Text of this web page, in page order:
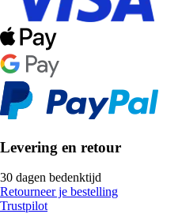
Levering en retour
30 dagen bedenktijd
Retourneer je bestelling
Trustpilot